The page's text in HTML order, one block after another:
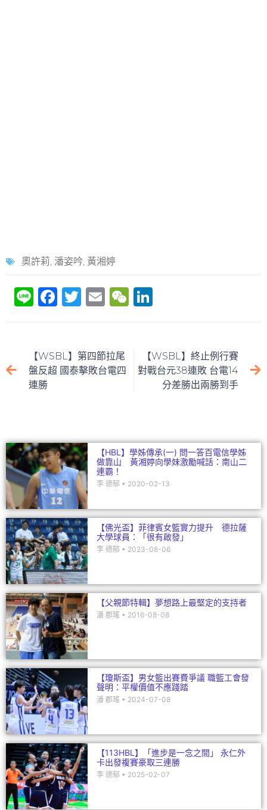
奧許莉, 潘姿吟, 黃湘婷
Li F
e
b
T
er
E
l
W
at
e
dI
n
【WSBL】第四節拉尾
盤反超 國泰擊敗台電四
連勝
【WSBL】終止例行賽
對戰台元38連敗 台電14
分差勝出兩勝到手
【HBL】學姊傳承(一) 問一答百電信學姊
做靠山 黃湘婷向學妹激勵喊話：南山二
連霸！
李 德郁 2020-02-13
【佛光盃】菲律賓女籃實力提升 德拉薩
大學球員：「很有啟發」
李 德郁 2023-08-06
【父親節特輯】夢想路上最堅定的支持者
潘 郡瑤 2016-08-08
【瓊斯盃】男女籃出賽費爭議 職籃工會發
聲明：平權價值不應踐踏
潘 郡瑤 2024-07-08
【113HBL】「進步是一念之間」 永仁外
卡出發複賽豪取三連勝
李 德郁 2025-02-07